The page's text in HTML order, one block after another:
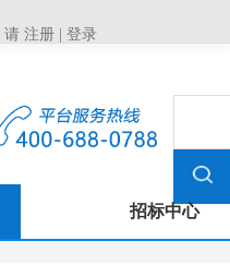
请 注册 登录
招标中心